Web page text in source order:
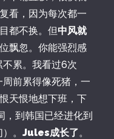
看，因为每次都一
都不换。但中风就
位飘忽。你能强烈感
累。我看过6次
前累得像死猪，一
天恨地想下班，下
，到韩国已经进化到
。 Jules成长了。